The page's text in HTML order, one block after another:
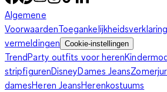
Algemene
Voorwaarden
vermeldingen Cookie-instellingen
TrendParty outfits voor heren
stripfigurenDisneyDames Jeans
damesHeren JeansHerenkostuums